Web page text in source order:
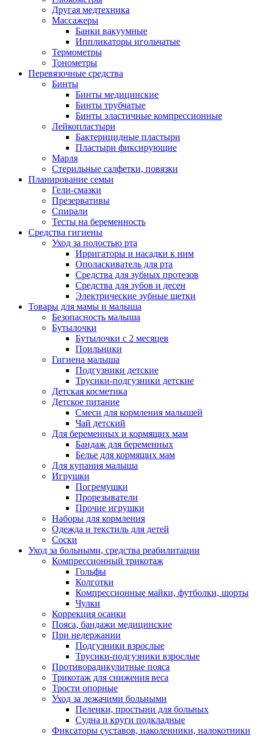
Другая медтехника
Массажеры
Банки вакуумные
Иппликаторы игольчатые
Термометры
Тонометры
Перевязочные средства
Бинты
Бинты медицинские
Бинты трубчатые
Бинты эластичные компрессионные
Лейкопластыри
Бактерицидные пластыри
Пластыри фиксирующие
Марля
Стерильные салфетки, повязки
Планирование семьи
Гели-смазки
Презервативы
Спирали
Тесты на беременность
Средства гигиены
Уход за полостью рта
Ирригаторы и насадки к ним
Ополаскиватель для рта
Средства для зубных протезов
Средства для зубов и десен
Электрические зубные щетки
Товары для мамы и малыша
Безопасность малыша
Бутылочки
Бутылочки с 2 месяцев
Поильники
Гигиена малыша
Подгузники детские
Трусики-подгузники детские
Детская косметика
Детское питание
Смеси для кормления малышей
Чай детский
Для беременных и кормящих мам
Бандаж для беременных
Белье для кормящих мам
Для купания малыша
Игрушки
Погремушки
Прорезыватели
Прочие игрушки
Наборы для кормления
Одежда и текстиль для детей
Соски
Уход за больными, средства реабилитации
Компрессионный трикотаж
Гольфы
Колготки
Компрессионные майки, футболки, шорты
Чулки
Коррекция осанки
Пояса, бандажи медицинские
При недержании
Подгузники взрослые
Трусики-подгузники взрослые
Противорадикулитные пояса
Трикотаж для снижения веса
Трости опорные
Уход за лежачими больными
Пеленки, простыни для больных
Судна и круги подкладные
Фиксаторы суставов, наколенники, налокотники